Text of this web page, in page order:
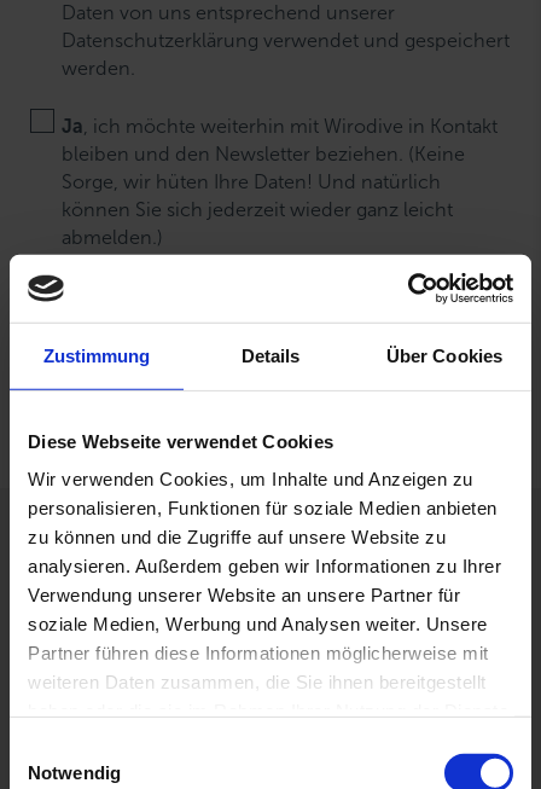
Zustimmung Details Über Cookies
Diese Webseite verwendet Cookies
Wir verwenden Cookies, um Inhalte und Anzeigen zu
personalisieren, Funktionen für soziale Medien anbieten
zu können und die Zugriffe auf unsere Website zu
analysieren. Außerdem geben wir Informationen zu Ihrer
Verwendung unserer Website an unsere Partner für
soziale Medien, Werbung und Analysen weiter. Unsere
Partner führen diese Informationen möglicherweise mit
weiteren Daten zusammen, die Sie ihnen bereitgestellt
Cookies, wenn Sie unsere Webseite weiterhin nutzen.
Notwendig
Daten von uns entsprechend unserer
Datenschutzerklärung verwendet und gespeichert
werden.
Ja, ich möchte weiterhin mit Wirodive in Kontakt
bleiben und den Newsletter beziehen. (Keine
Sorge, wir hüten Ihre Daten! Und natürlich
können Sie sich jederzeit wieder ganz leicht
abmelden.)
Absenden
Zum Newsletter eintragen
Ich habe die Datenschutzerklärung zur Kenntnis